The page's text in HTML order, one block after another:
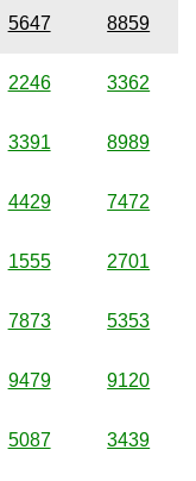
5647 8859
2246 3362
3391 8989
4429 7472
1555 2701
7873 5353
9479 9120
5087 3439